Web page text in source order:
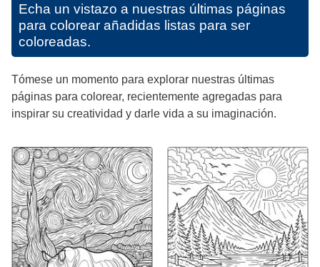
Echa un vistazo a nuestras últimas páginas
para colorear añadidas listas para ser
coloreadas.
Tómese un momento para explorar nuestras últimas
páginas para colorear, recientemente agregadas para
inspirar su creatividad y darle vida a su imaginación.